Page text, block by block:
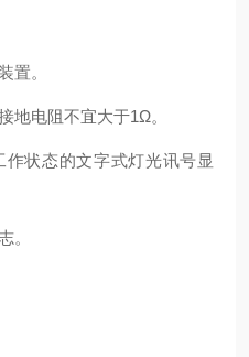
置。
地电阻不宜大于1Ω。
作状态的文字式灯光讯号显
。